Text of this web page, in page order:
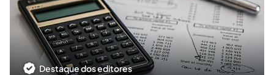
Destaque dos editores